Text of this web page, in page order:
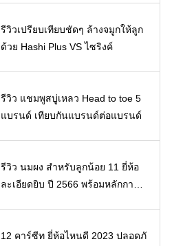
รีวิวเปรียบเทียบชัดๆ ล้างจมูกให้ลูก
ด้วย Hashi Plus VS ไซริงค์
รีวิว แชมพูสบู่เหลว Head to toe 5
แบรนด์ เทียบกันแบรนด์ต่อแบรนด์
รีวิว นมผง สำหรับลูกน้อย 11 ยี่ห้อ
ละเอียดยิบ ปี 2566 พร้อมหลักการเ
12 คาร์ซีท ยี่ห้อไหนดี 2023 ปลอดภั